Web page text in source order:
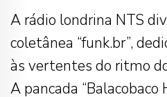
A rádio londrina NTS
coletânea “funk.br”,
às vertentes do ritmo
A pancada “Balacobaco